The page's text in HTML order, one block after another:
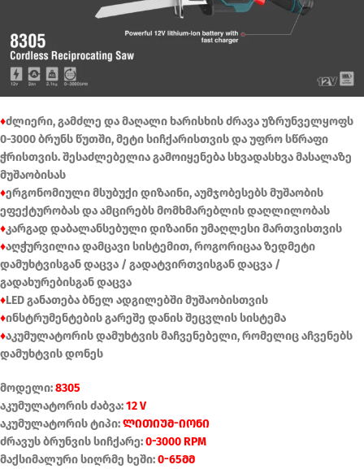
♦ძლიერი, გამძლე და მაღალი ხარისხის ძრავა უზრუნველყოფს
0-3000 ბრუნს წუთში, მეტი სიჩქარისთვის და უფრო სწრაფი
ჭრისთვის. შესაძლებელია გამოიყენება სხვადასხვა მასალაზე
მუშაობისას
♦ერგონომიული მსუბუქი დიზაინი, აუმჯობესებს მუშაობის
ეფექტურობას და ამცირებს მომხმარებლის დაღლილობას
♦კარგად დაბალანსებული დიზაინი უმაღლესი მართვისთვის
♦აღჭურვილია დამცავი სისტემით, როგორიცაა ზედმეტი
დამუხტვისგან დაცვა / გადატვირთვისგან დაცვა /
გადახურებისგან დაცვა
♦LED განათება ბნელ ადგილებში მუშაობისთვის
♦ინსტრუმენტების გარეშე დანის შეცვლის სისტემა
♦აკუმულატორის დამუხტვის მაჩვენებელი, რომელიც აჩვენებს
დამუხტვის დონეს
მოდელი:8305
აკუმულატორის ძაბვა:12 V
აკუმულატორის ტიპი:ლითიუმ-იონი
ძრავუს ბრუნვის სიჩქარე:0-3000 RPM
მაქსიმალური სიღრმე ხეში:0-65მმ